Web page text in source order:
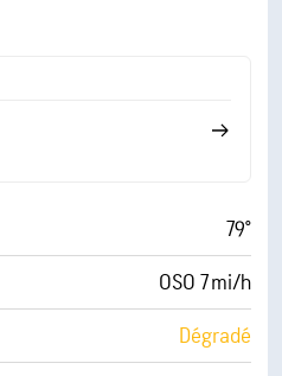
79°
OSO 7 mi/h
Dégradé